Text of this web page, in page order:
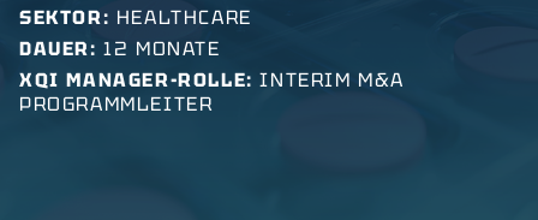
SEKTOR: HEALTHCARE
DAUER:12 MONATE
XQI MANAGER-ROLLE:INTERIM M&A
PROGRAMMLEITER